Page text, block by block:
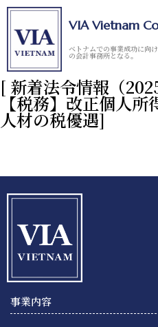
VIA Vietnam
ベトナムでの事業成功に向
の会計事務所となる。
[ 新着法令情報（
【税務】改正個人所
人材の税優遇]
事業内容